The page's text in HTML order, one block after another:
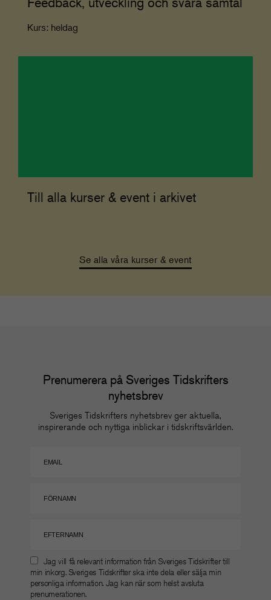
Kurs: heldag
Till alla kurser & event i arkivet
Se alla våra kurser & event
Prenumerera på Sveriges Tidskrifters
nyhetsbrev
Sveriges Tidskrifters nyhetsbrev ger aktuella,
inspirerande och nyttiga inblickar i tidskriftsvärlden.
Jag vill få relevant information från Sveriges Tidskrifter till
min inkorg. Sveriges Tidskrifter ska inte dela eller sälja min
personliga information. Jag kan när som helst avsluta
prenumerationen.